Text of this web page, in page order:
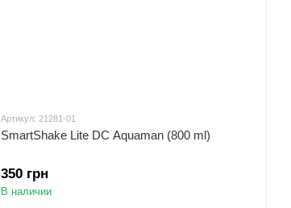
Артикул: 21281-01
SmartShake Lite DC Aquaman (800 ml)
350 грн
В наличии